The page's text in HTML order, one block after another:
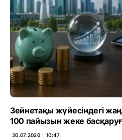
Зейнетақы жүйесіндегі
100 пайызын жеке
30.07.2026 ∣ 10:47